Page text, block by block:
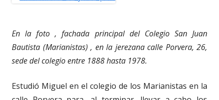
En la foto , fachada principal del Colegio San Juan
Bautista (Marianistas) , en la jerezana calle Porvera, 26,
sede del colegio entre 1888 hasta 1978.
Estudió Miguel en el colegio de los Marianistas en la